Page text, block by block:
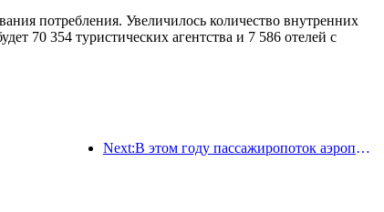
потребления. Увеличилось количество внутренних
70 354 туристических агентства и 7 586 отелей с
Next:В этом году пассажиропоток аэропорта Шэньчжэня превысил 3 миллиона человек, установив новый рекорд за аналогичный период.